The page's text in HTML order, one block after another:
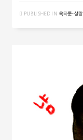
PUBLISHED IN 옥타툰-살랑